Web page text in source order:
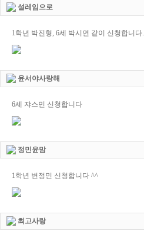
설레임으로
1학년 박진형, 6세 박시연 같이 신청합니다.
윤서야사랑해
6세 쟈스민 신청합니다
정민윤맘
1학년 변정민 신청합니다 ^^
최고사랑